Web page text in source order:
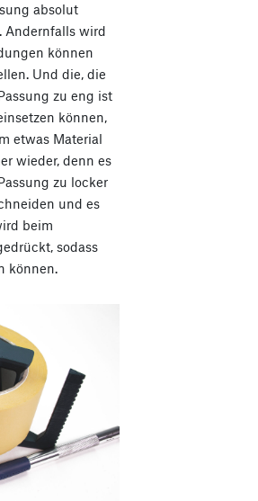
absolut
Andernfalls wird
können
Und die, die
zu eng ist
können,
etwas Material
wieder, denn es
zu locker
und es
beim
sodass
können.